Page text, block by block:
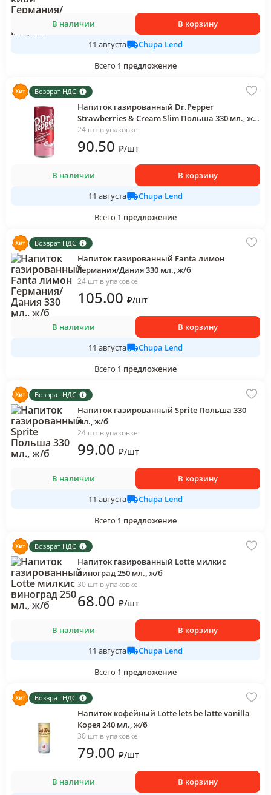
В наличии
В корзину
11 августа
Chupa Lend
Всего 1 предложение
Возврат НДС
Напиток газированный Dr.Pepper
Strawberries & Cream Slim Польша 330 мл., ж/
б
24 шт в упаковке
90.50 ₽/шт
В наличии
В корзину
11 августа
Chupa Lend
Всего 1 предложение
Возврат НДС
Напиток газированный Fanta лимон
Германия/Дания 330 мл., ж/б
24 шт в упаковке
105.00 ₽/шт
В наличии
В корзину
11 августа
Chupa Lend
Всего 1 предложение
Возврат НДС
Напиток газированный Sprite Польша 330
мл., ж/б
24 шт в упаковке
99.00 ₽/шт
В наличии
В корзину
11 августа
Chupa Lend
Всего 1 предложение
Возврат НДС
Напиток газированный Lotte милкис
виноград 250 мл., ж/б
30 шт в упаковке
68.00 ₽/шт
В наличии
В корзину
11 августа
Chupa Lend
Всего 1 предложение
Возврат НДС
Напиток кофейный Lotte lets be latte vanilla
Корея 240 мл., ж/б
30 шт в упаковке
79.00 ₽/шт
В наличии
В корзину